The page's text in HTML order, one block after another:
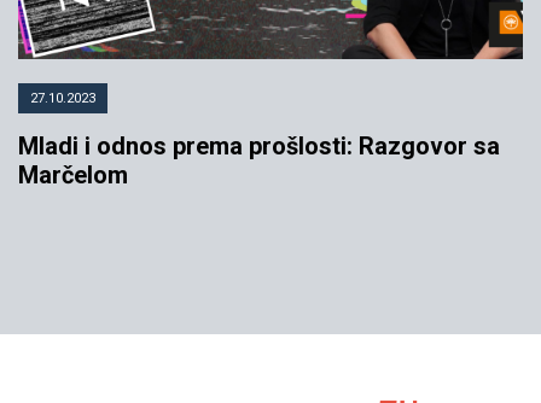
27.10.2023
Mladi i odnos prema prošlosti: Razgovor sa
Marčelom